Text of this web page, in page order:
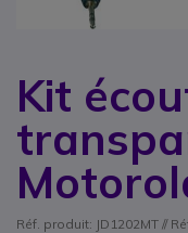
Kit
Réf. produit: JD1202MT //
Passer au début de la